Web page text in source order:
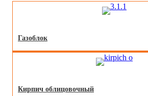
Газоблок
Кирпич облицовочный